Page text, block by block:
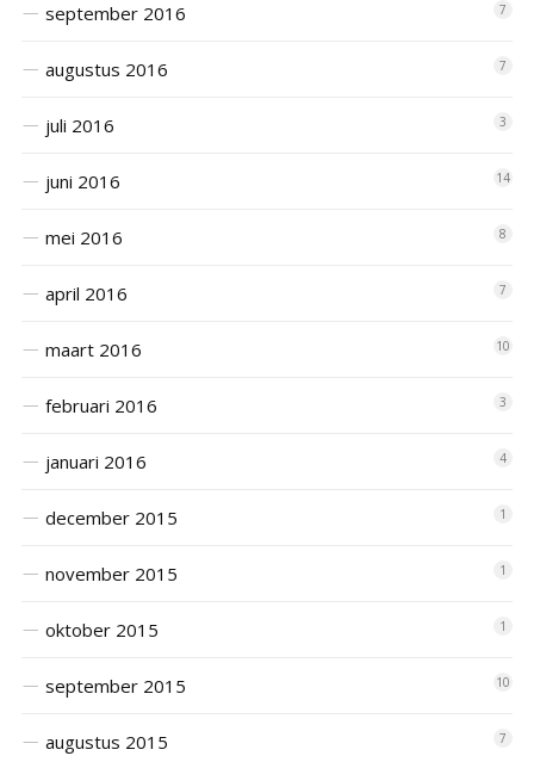
september 2016 7
augustus 2016 7
juli 2016 3
juni 2016 14
mei 2016 8
april 2016 7
maart 2016 10
februari 2016 3
januari 2016 4
december 2015 1
november 2015 1
oktober 2015 1
september 2015 10
augustus 2015 7